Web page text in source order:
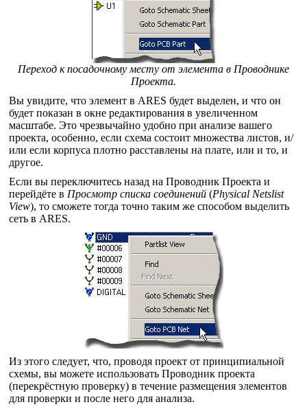
Переход к посадочному месту от элемента в Проводнике
Проекта.
Вы увидите, что элемент в ARES будет выделен, и что он
будет показан в окне редактирования в увеличенном
масштабе. Это чрезвычайно удобно при анализе вашего
проекта, особенно, если схема состоит множества листов, и/
или если корпуса плотно расставлены на плате, или и то, и
другое.
Если вы переключитесь назад на Проводник Проекта и
перейдёте в Просмотр списка соединений (Physical Netslist
View), то сможете тогда точно таким же способом выделить
сеть в ARES.
Из этого следует, что, проводя проект от принципиальной
схемы, вы можете использовать Проводник проекта
(перекрёстную проверку) в течение размещения элементов
для проверки и после него для анализа.